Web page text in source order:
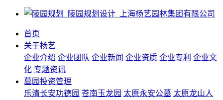
首页
关于杨艺
企业介绍 企业团队 企业新闻 企业资质 企业专利 企业文
化 专题资讯
墓园投资管理
乐清长安功德园 苍南玉龙园 太原永安公墓 太原龙山人